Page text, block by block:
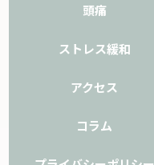
頭痛
ストレス緩和
アクセス
コラム